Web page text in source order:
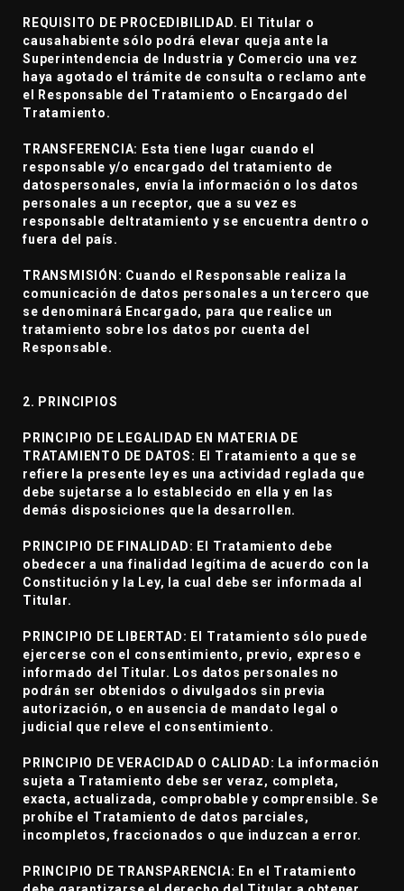
REQUISITO DE PROCEDIBILIDAD. El Titular o
causahabiente sólo podrá elevar queja ante la
Superintendencia de Industria y Comercio una vez
haya agotado el trámite de consulta o reclamo ante
el Responsable del Tratamiento o Encargado del
Tratamiento.
TRANSFERENCIA: Esta tiene lugar cuando el
responsable y/o encargado del tratamiento de
datospersonales, envía la información o los datos
personales a un receptor, que a su vez es
responsable deltratamiento y se encuentra dentro o
fuera del país.
TRANSMISIÓN: Cuando el Responsable realiza la
comunicación de datos personales a un tercero que
se denominará Encargado, para que realice un
tratamiento sobre los datos por cuenta del
Responsable.
2. PRINCIPIOS
PRINCIPIO DE LEGALIDAD EN MATERIA DE
TRATAMIENTO DE DATOS: El Tratamiento a que se
refiere la presente ley es una actividad reglada que
debe sujetarse a lo establecido en ella y en las
demás disposiciones que la desarrollen.
PRINCIPIO DE FINALIDAD: El Tratamiento debe
obedecer a una finalidad legítima de acuerdo con la
Constitución y la Ley, la cual debe ser informada al
Titular.
PRINCIPIO DE LIBERTAD: El Tratamiento sólo puede
ejercerse con el consentimiento, previo, expreso e
informado del Titular. Los datos personales no
podrán ser obtenidos o divulgados sin previa
autorización, o en ausencia de mandato legal o
judicial que releve el consentimiento.
PRINCIPIO DE VERACIDAD O CALIDAD: La información
sujeta a Tratamiento debe ser veraz, completa,
exacta, actualizada, comprobable y comprensible. Se
prohíbe el Tratamiento de datos parciales,
incompletos, fraccionados o que induzcan a error.
PRINCIPIO DE TRANSPARENCIA: En el Tratamiento